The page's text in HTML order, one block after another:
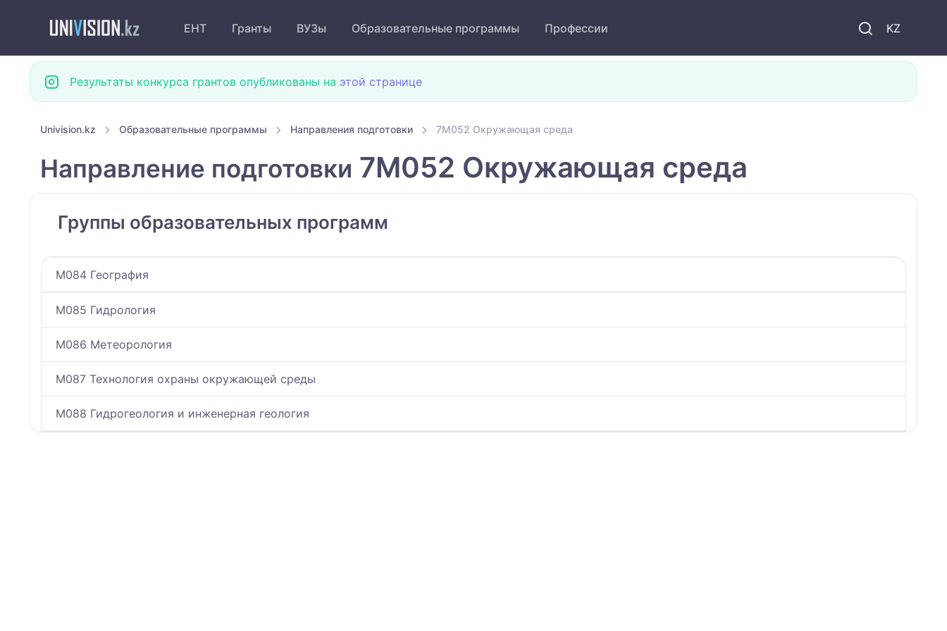
KZ
ЕНТ Гранты ВУЗы Образовательные программы Профессии
Результаты конкурса грантов опубликованы на этой странице
Univision.kz Образовательные программы Направления подготовки 7M052 Окружающая среда
Направление подготовки 7M052 Окружающая среда
Группы образовательных программ
M084 География
M085 Гидрология
M086 Метеорология
M087 Технология охраны окружающей среды
M088 Гидрогеология и инженерная геология